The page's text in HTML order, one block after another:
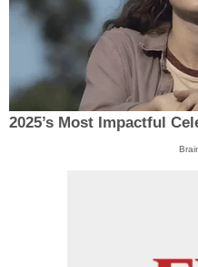
2025’s Most Impactful